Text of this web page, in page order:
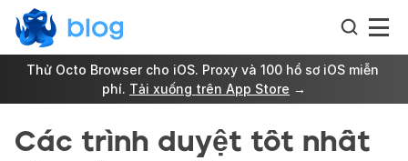
Thử Octo Browser cho iOS. Proxy và 100 hồ sơ iOS miễn
phí. Tải xuống trên App Store →
Các trình duyệt tốt nhất